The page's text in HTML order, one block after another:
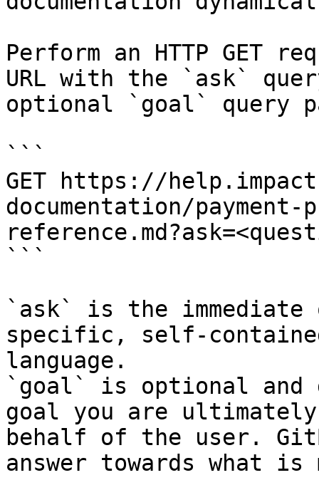
Perform an HTTP GET
URL with the `ask`
optional `goal` query
```
GET https://
documentation/
```
`ask` is the
specific, self-
language.
`goal` is optional and
goal you are
behalf of the user.
answer towards what